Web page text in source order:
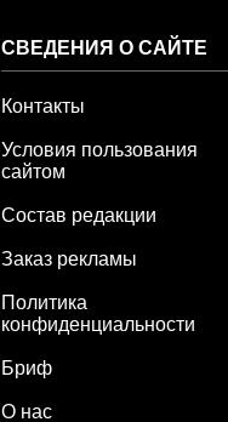
СВЕДЕНИЯ О САЙТЕ
Контакты
Условия пользования
сайтом
Состав редакции
Заказ рекламы
Политика
конфиденциальности
Бриф
О нас